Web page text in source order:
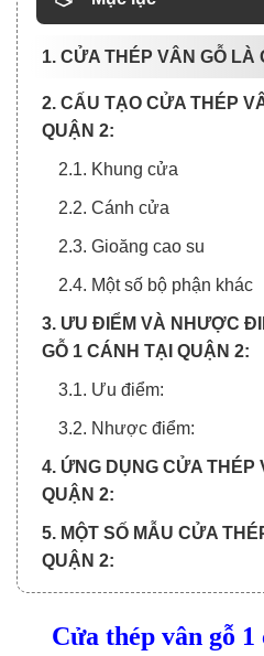
1. CỬA THÉP VÂN GỖ LÀ
2. CẤU TẠO CỬA THÉP
QUẬN 2:
2.1. Khung cửa
2.2. Cánh cửa
2.3. Gioăng cao su
2.4. Một số bộ phận khác
3. ƯU ĐIỂM VÀ NHƯỢC
GỖ 1 CÁNH TẠI QUẬN 2:
3.1. Ưu điểm:
3.2. Nhược điểm:
4. ỨNG DỤNG CỬA THÉP
QUẬN 2:
5. MỘT SỐ MẪU CỬA
QUẬN 2:
6. TẠI SAO NÊN MUA
7. QUY TRÌNH MUA CỬA
Cửa thép vân gỗ